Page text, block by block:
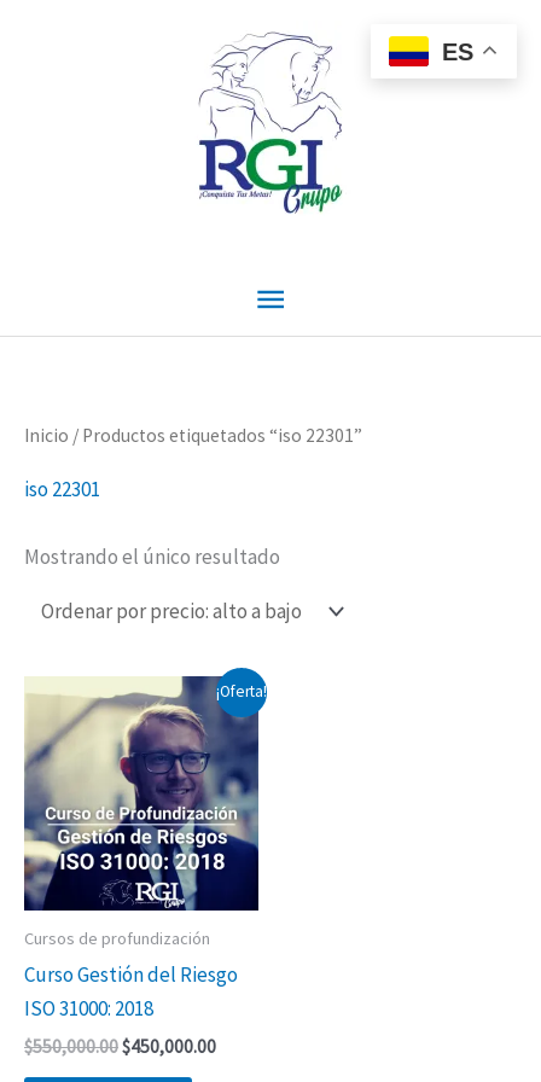
Menú
principal
Inicio / Productos etiquetados “iso 22301”
iso 22301
Mostrando el único resultado
¡Oferta!
Cursos de profundización
Curso Gestión del Riesgo
ISO 31000: 2018
$550,000.00
El
precio
original
era:
$550,000.00.
$450,000.00
El
precio
es:
$450,000.00.
ES